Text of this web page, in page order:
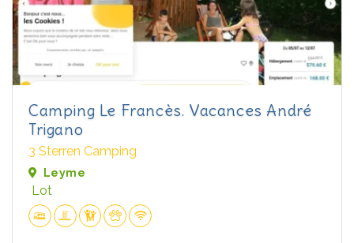
Camping Le Francès. Vacances André
Trigano
3 Sterren Camping
Leyme
Lot